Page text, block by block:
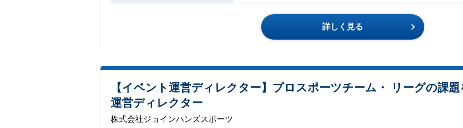
詳しく見る
【イベント運営ディレクター】プロスポーツチーム・ リーグの課
運営ディレクター
株式会社ジョインハンズスポーツ